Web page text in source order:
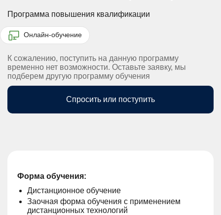
Программа повышения квалификации
Онлайн-обучение
К сожалению, поступить на данную программу
временно нет возможности. Оставьте заявку, мы
подберем другую программу обучения
Спросить или поступить
Форма обучения:
Дистанционное обучение
Заочная форма обучения с применением
дистанционных технологий